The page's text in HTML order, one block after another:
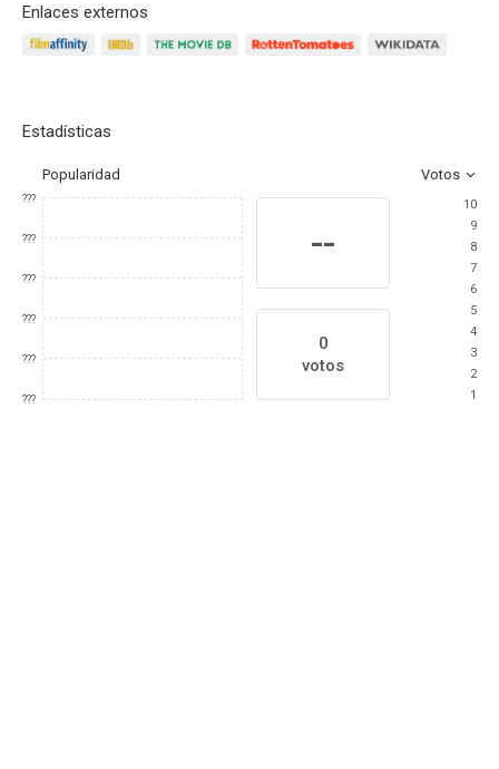
Enlaces externos
Estadísticas
Popularidad Votos
???
???
???
???
???
???
--
0
votos
10
9
8
7
6
5
4
3
2
1